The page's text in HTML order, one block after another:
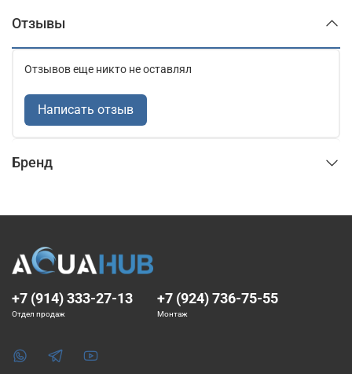
Отзывы
Отзывов еще никто не оставлял
Написать отзыв
Бренд
+7 (914) 333-27-13
Отдел продаж
+7 (924) 736-75-55
Монтаж